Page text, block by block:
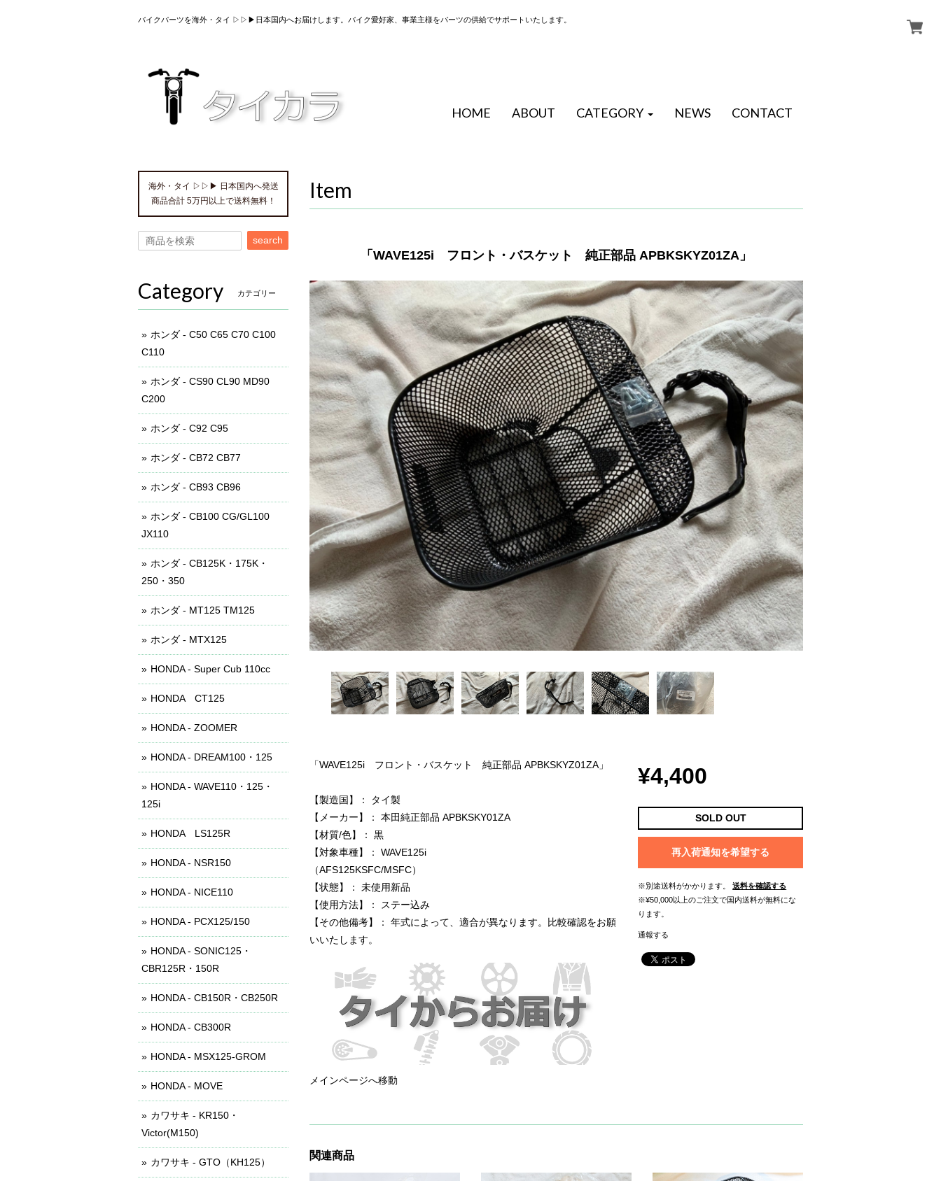
バイクパーツを海外・タイ ▷▷▶日本国内へお届けします。バイク愛好家、事業主様をパーツの供給でサポートいたします。
HOME ABOUT CATEGORY NEWS CONTACT
Item
「WAVE125i フロント・バスケット 純正部品 APBKSKYZ01ZA」
「WAVE125i フロント・バスケット 純正部品 APBKSKYZ01ZA」
【製造国】： タイ製
【メーカー】： 本田純正部品 APBKSKY01ZA
【材質/色】： 黒
【対象車種】： WAVE125i
（AFS125KSFC/MSFC）
【状態】： 未使用新品
【使用方法】： ステー込み
【その他備考】： 年式によって、適合が異なります。比較確認をお願
いいたします。
メインページへ移動
¥4,400
SOLD OUT
再入荷通知を希望する
※別途送料がかかります。
送料を確認する
※¥50,000以上のご注文で国内送料が無料にな
ります。
通報する
関連商品
海外・タイ ▷▷▶ 日本国内へ発送
商品合計 5万円以上で送料無料！
search
Category カテゴリー
ホンダ - C50 C65 C70 C100
C110
ホンダ - CS90 CL90 MD90
C200
ホンダ - C92 C95
ホンダ - CB72 CB77
ホンダ - CB93 CB96
ホンダ - CB100 CG/GL100
JX110
ホンダ - CB125K・175K・
250・350
ホンダ - MT125 TM125
ホンダ - MTX125
HONDA - Super Cub 110cc
HONDA CT125
HONDA - ZOOMER
HONDA - DREAM100・125
HONDA - WAVE110・125・
125i
HONDA LS125R
HONDA - NSR150
HONDA - NICE110
HONDA - PCX125/150
HONDA - SONIC125・
CBR125R・150R
HONDA - CB150R・CB250R
HONDA - CB300R
HONDA - MSX125-GROM
HONDA - MOVE
カワサキ - KR150・
Victor(M150)
カワサキ - GTO（KH125）